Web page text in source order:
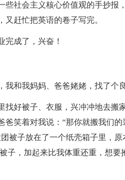
些社会主义核心价值观的手抄报
又赶忙把英语的卷子写完。
成了，兴奋！
和我妈妈、爸爸姥姥，找了个良
好被子、衣服，兴冲冲地去搬
爸笑着对我说：“那你就搬我们
被子放在了一个纸壳箱子里，
子，加起来比我体重还重，想